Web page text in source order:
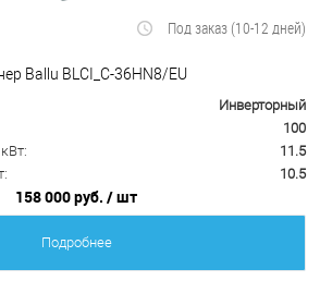
Под заказ (10-12 дней)
Ballu BLCI_C-36HN8/EU
Инверторный
100
11.5
10.5
158 000 руб. / шт
Подробнее